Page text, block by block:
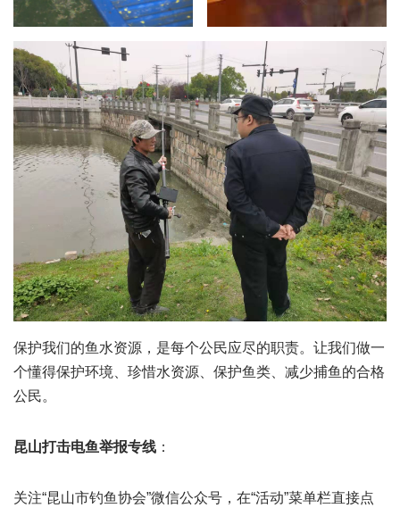
保护我们的鱼水资源，是每个公民应尽的职责。让我们做一
个懂得保护环境、珍惜水资源、保护鱼类、减少捕鱼的合格
公民。
昆山打击电鱼举报专线 ：
关注“昆山市钓鱼协会”微信公众号，在“活动”菜单栏直接点